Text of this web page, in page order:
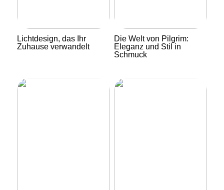
Lichtdesign, das Ihr
Zuhause verwandelt
Die Welt von Pilgrim:
Eleganz und Stil in
Schmuck